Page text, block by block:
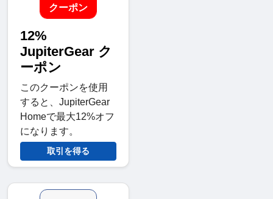
クーポン
12%
JupiterGear ク
ーポン
このクーポンを使用
すると、JupiterGear
Homeで最大12%オフ
になります。
取引を得る